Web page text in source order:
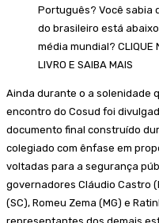
Português? Você sabia
do brasileiro está
média mundial? CLIQUE
LIVRO E SAIBA MAIS
Ainda durante o a solenidade
encontro do Cosud foi
documento final construído
colegiado com ênfase em
voltadas para a segurança
governadores Cláudio Castro
(SC), Romeu Zema (MG) e